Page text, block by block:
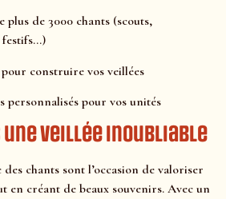
plus de 3000 chants (scouts,
construire vos veillées
personnalisés pour vos unités
une veillée inoubliable
des chants sont l’occasion de valoriser
en créant de beaux souvenirs. Avec un